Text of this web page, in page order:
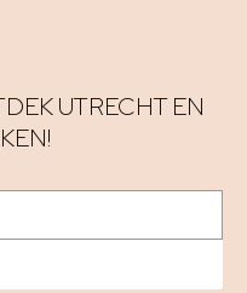
UTRECHT EN